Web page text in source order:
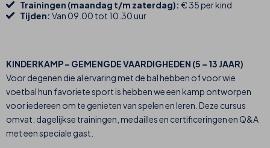
Trainingen (maandag t/m zaterdag): € 35 per kind
Tijden: Van 09.00 tot 10.30 uur
KINDERKAMP – GEMENGDE VAARDIGHEDEN (5 – 13 JAAR)
Voor degenen die al ervaring met de bal hebben of voor wie
voetbal hun favoriete sport is hebben we een kamp ontworpen
voor iedereen om te genieten van spelen en leren. Deze cursus
omvat: dagelijkse trainingen, medailles en certificeringen en Q&A
met een speciale gast.